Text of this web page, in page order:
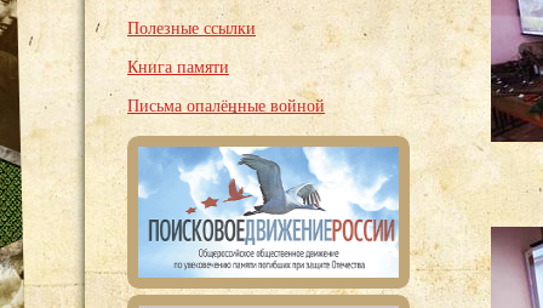
Полезные ссылки
Книга памяти
Письма опалённые войной